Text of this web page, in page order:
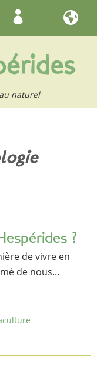
naturel
?
de vivre en
de nous...